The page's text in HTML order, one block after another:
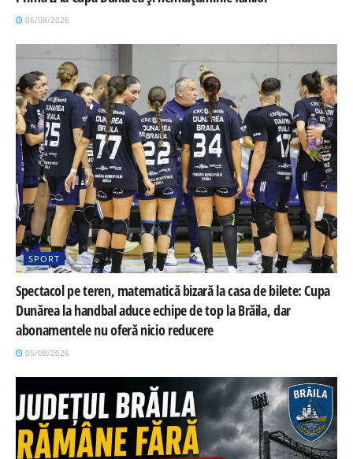
06/08/2026
SPORT
Spectacol pe teren, matematică bizară la casa de bilete: Cupa
Dunărea la handbal aduce echipe de top la Brăila, dar
abonamentele nu oferă nicio reducere
05/08/2026